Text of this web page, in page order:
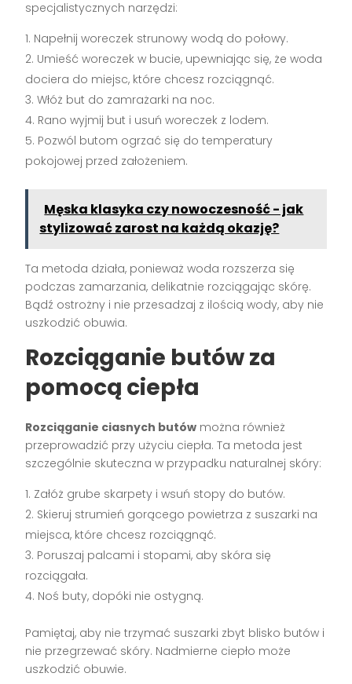
specjalistycznych narzędzi:
Napełnij woreczek strunowy wodą do połowy.
Umieść woreczek w bucie, upewniając się, że woda
dociera do miejsc, które chcesz rozciągnąć.
Włóż but do zamrażarki na noc.
Rano wyjmij but i usuń woreczek z lodem.
Pozwól butom ogrzać się do temperatury
pokojowej przed założeniem.
Męska klasyka czy nowoczesność - jak
stylizować zarost na każdą okazję?
Ta metoda działa, ponieważ woda rozszerza się
podczas zamarzania, delikatnie rozciągając skórę.
Bądź ostrożny i nie przesadzaj z ilością wody, aby nie
uszkodzić obuwia.
Rozciąganie butów za
pomocą ciepła
Rozciąganie ciasnych butów można również
przeprowadzić przy użyciu ciepła. Ta metoda jest
szczególnie skuteczna w przypadku naturalnej skóry:
Załóż grube skarpety i wsuń stopy do butów.
Skieruj strumień gorącego powietrza z suszarki na
miejsca, które chcesz rozciągnąć.
Poruszaj palcami i stopami, aby skóra się
rozciągała.
Noś buty, dopóki nie ostygną.
Pamiętaj, aby nie trzymać suszarki zbyt blisko butów i
nie przegrzewać skóry. Nadmierne ciepło może
uszkodzić obuwie.